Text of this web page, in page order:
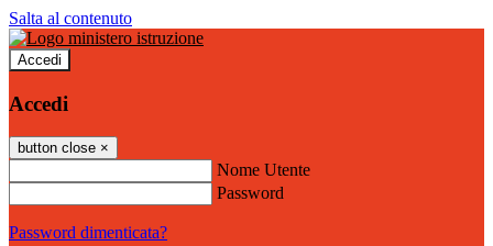
Salta al contenuto
Accedi
Accedi
button close ×
Nome Utente
Password
Password dimenticata?